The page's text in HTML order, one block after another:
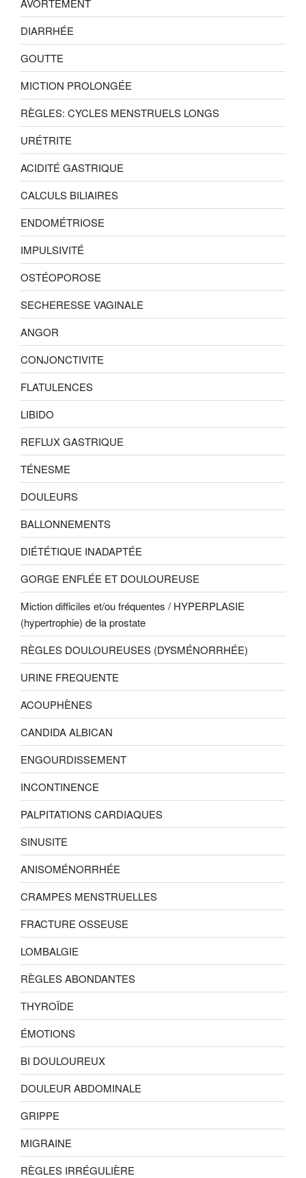
DIARRHÉE
GOUTTE
MICTION PROLONGÉE
RÈGLES: CYCLES MENSTRUELS LONGS
URÉTRITE
ACIDITÉ GASTRIQUE
CALCULS BILIAIRES
ENDOMÉTRIOSE
IMPULSIVITÉ
OSTÉOPOROSE
SECHERESSE VAGINALE
ANGOR
CONJONCTIVITE
FLATULENCES
LIBIDO
REFLUX GASTRIQUE
TÉNESME
DOULEURS
BALLONNEMENTS
DIÉTÉTIQUE INADAPTÉE
GORGE ENFLÉE ET DOULOUREUSE
Miction difficiles et/ou fréquentes / HYPERPLASIE
(hypertrophie) de la prostate
RÈGLES DOULOUREUSES (DYSMÉNORRHÉE)
URINE FREQUENTE
ACOUPHÈNES
CANDIDA ALBICAN
ENGOURDISSEMENT
INCONTINENCE
PALPITATIONS CARDIAQUES
SINUSITE
ANISOMÉNORRHÉE
CRAMPES MENSTRUELLES
FRACTURE OSSEUSE
LOMBALGIE
RÈGLES ABONDANTES
THYROÏDE
ÉMOTIONS
BI DOULOUREUX
DOULEUR ABDOMINALE
GRIPPE
MIGRAINE
RÈGLES IRRÉGULIÈRE